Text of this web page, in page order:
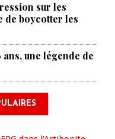
sur les
de boycotter les
une légende de